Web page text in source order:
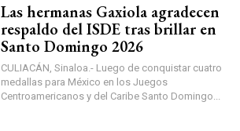
Las hermanas Gaxiola agradecen
respaldo del ISDE tras brillar en
Santo Domingo 2026
CULIACÁN, Sinaloa.- Luego de conquistar cuatro
medallas para México en los Juegos
Centroamericanos y del Caribe Santo Domingo...